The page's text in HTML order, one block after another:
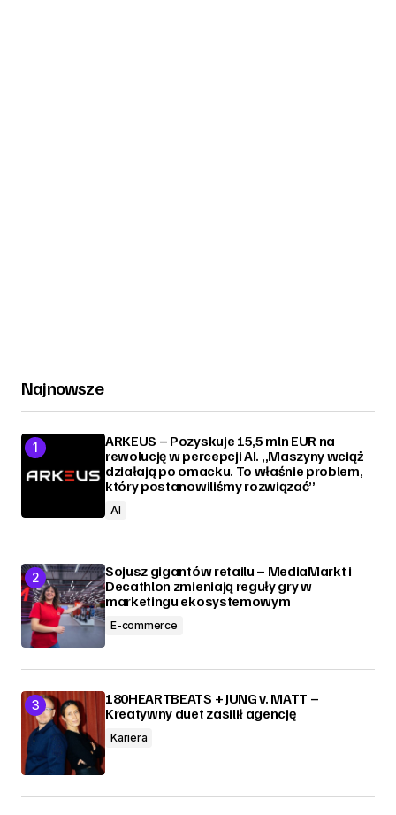
Najnowsze
ARKEUS – Pozyskuje 15,5 mln EUR na
rewolucję w percepcji AI. „Maszyny wciąż
działają po omacku. To właśnie problem,
który postanowiliśmy rozwiązać”
AI
Sojusz gigantów retailu – MediaMarkt i
Decathlon zmieniają reguły gry w
marketingu ekosystemowym
E-commerce
180HEARTBEATS + JUNG v. MATT –
Kreatywny duet zasilił agencję
Kariera